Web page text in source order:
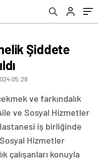
Şiddete
05:28
ve farkındalık
ve Sosyal Hizmetler
iş birliğinde
Hizmetler
çalışanları konuyla